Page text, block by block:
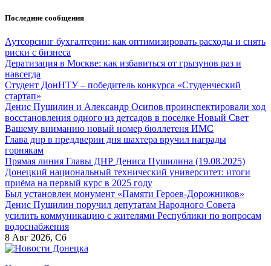
Перейти
содержанию
Последние сообщения
Аутсорсинг бухгалтерии: как оптимизировать расходы и снять
риски с бизнеса
Дератизация в Москве: как избавиться от грызунов раз и
навсегда
Студент ДонНТУ – победитель конкурса «Студенческий
стартап»
Денис Пушилин и Александр Осипов проинспектировали ход
восстановления одного из детсадов в поселке Новый Свет
Вашему вниманию новый номер бюллетеня ИМС
Глава днр в преддверии дня шахтера вручил награды
горнякам
Прямая линия Главы ДНР Дениса Пушилина (19.08.2025)
Донецкий национальный технический университет: итоги
приёма на первый курс в 2025 году
Был установлен монумент «Памяти Героев-Дорожников»
Денис Пушилин поручил депутатам Народного Совета
усилить коммуникацию с жителями Республики по вопросам
водоснабжения
8 Авг 2026, Сб